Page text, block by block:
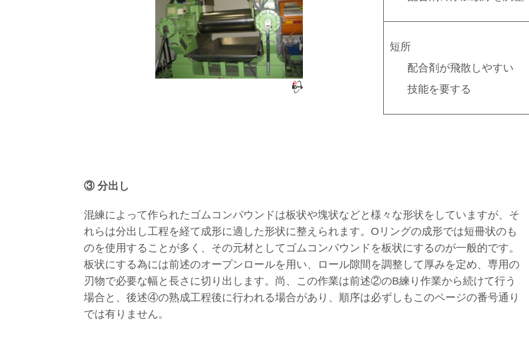
短所
配合剤が飛散しやすい
技能を要する
③ 分出し
混練によって作られたゴムコンパウンドは板状や塊状などと様々な形状をしていますが、そ
れらは分出し工程を経て成形に適した形状に整えられます。Оリングの成形では短冊状のも
のを使用することが多く、その元材としてゴムコンパウンドを板状にするのが一般的です。
板状にする為には前述のオープンロールを用い、ロール隙間を調整して厚みを定め、専用の
刃物で必要な幅と長さに切り出します。尚、この作業は前述②のB練り作業から続けて行う
場合と、後述④の熟成工程後に行われる場合があり、順序は必ずしもこのページの番号通り
では有りません。